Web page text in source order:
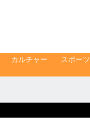
カルチャー
スポーツ